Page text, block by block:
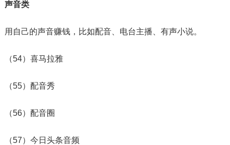
声音类
用自己的声音赚钱，比如配音、电台主播、有声小说。
（54）喜马拉雅
（55）配音秀
（56）配音圈
（57）今日头条音频